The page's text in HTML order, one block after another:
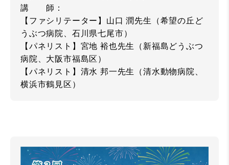
講 師：
【ファシリテーター】山口 潤先生（希望の丘ど
うぶつ病院、石川県七尾市）
【パネリスト】宮地 裕也先生（新福島どうぶつ
病院、大阪市福島区）
【パネリスト】清水 邦一先生（清水動物病院、
横浜市鶴見区）